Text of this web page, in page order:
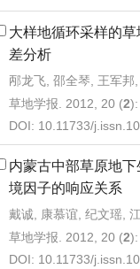
大样地循环采样的
差分析
邴龙飞, 邵全琴, 王军邦
草地学报. 2012, 20 (2
DOI: 10.11733/
内蒙古中部草原地
境因子的响应关系
戴诚, 康慕谊, 纪文瑶,
草地学报. 2012, 20 (2
DOI: 10.11733/